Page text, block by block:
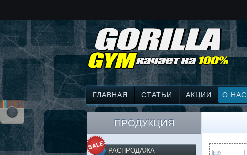
ГЛАВНАЯ СТАТЬИ АКЦИИ О НАС
ПРОДУКЦИЯ
РАСПРОДАЖА